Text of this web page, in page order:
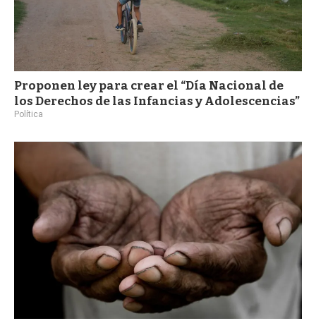
Proponen ley para crear el “Día Nacional de
los Derechos de las Infancias y Adolescencias”
Política